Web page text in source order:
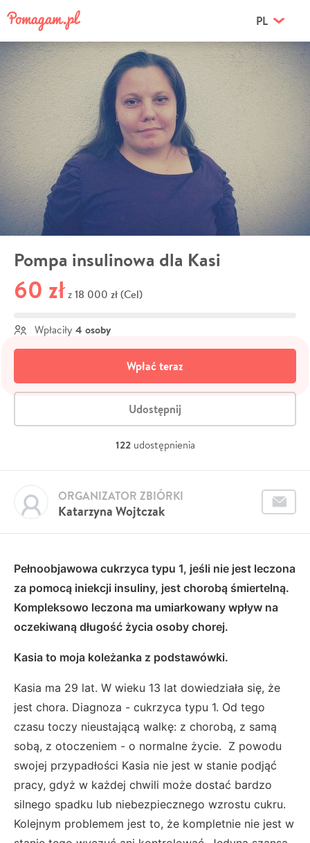
PL
Pompa insulinowa dla Kasi
60 zł z 18 000 zł (Cel)
Wpłaciły 4 osoby
Wpłać teraz
Udostępnij
122 udostępnienia
Katarzyna Wojtczak
ORGANIZATOR ZBIÓRKI
Pełnoobjawowa cukrzyca typu 1, jeśli nie jest leczona
za pomocą iniekcji insuliny, jest chorobą śmiertelną.
Kompleksowo leczona ma umiarkowany wpływ na
oczekiwaną długość życia osoby chorej.
Kasia to moja koleżanka z podstawówki.
Kasia ma 29 lat. W wieku 13 lat dowiedziała się, że
jest chora. Diagnoza - cukrzyca typu 1. Od tego
czasu toczy nieustającą walkę: z chorobą, z samą
sobą, z otoczeniem - o normalne życie. Z powodu
swojej przypadłości Kasia nie jest w stanie podjąć
pracy, gdyż w każdej chwili może dostać bardzo
silnego spadku lub niebezpiecznego wzrostu cukru.
Kolejnym problemem jest to, że kompletnie nie jest w